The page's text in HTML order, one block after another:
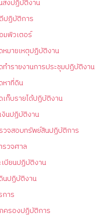
ส่งปฏิบัติงาน
ปฏิบัติการ
มพิวเตอร์
หมายเหตุปฏิบัติงาน
ทำรายงานการประชุมปฏิบัติงาน
หาที่ดิน
เก็บรายได้ปฏิบัติงาน
งินปฏิบัติงาน
วจสอบทรัพย์สินปฏิบัติการ
รวจศาล
เบียนปฏิบัติงาน
นปฏิบัติงาน
การ
ครองปฏิบัติการ